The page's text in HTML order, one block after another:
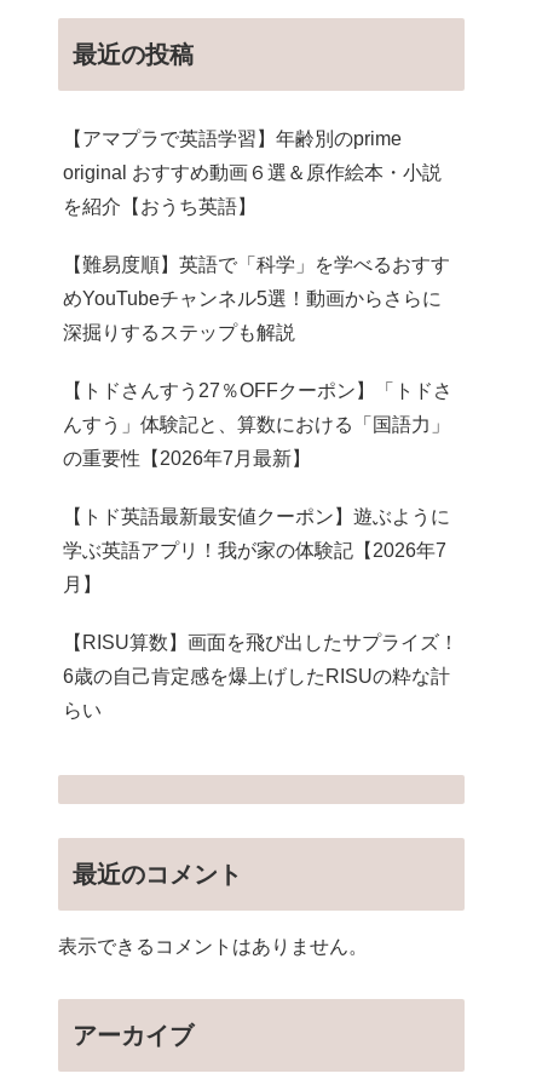
最近の投稿
【アマプラで英語学習】年齢別のprime
original おすすめ動画６選＆原作絵本・小説
を紹介【おうち英語】
【難易度順】英語で「科学」を学べるおすす
めYouTubeチャンネル5選！動画からさらに
深掘りするステップも解説
【トドさんすう27％OFFクーポン】「トドさ
んすう」体験記と、算数における「国語力」
の重要性【2026年7月最新】
【トド英語最新最安値クーポン】遊ぶように
学ぶ英語アプリ！我が家の体験記【2026年7
月】
【RISU算数】画面を飛び出したサプライズ！
6歳の自己肯定感を爆上げしたRISUの粋な計
らい
最近のコメント
表示できるコメントはありません。
アーカイブ